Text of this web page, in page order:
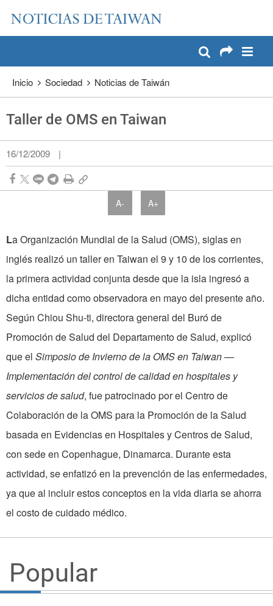
Pase a contenido principal
Inicio Sociedad Noticias de Taiwán
Taller de OMS en Taiwan
16/12/2009 |
A- A+
La Organización Mundial de la Salud (OMS), siglas en
inglés realizó un taller en Taiwan el 9 y 10 de los corrientes,
la primera actividad conjunta desde que la isla ingresó a
dicha entidad como observadora en mayo del presente año.
Según Chiou Shu-ti, directora general del Buró de
Promoción de Salud del Departamento de Salud, explicó
que el Simposio de Invierno de la OMS en Taiwan —
Implementación del control de calidad en hospitales y
servicios de salud, fue patrocinado por el Centro de
Colaboración de la OMS para la Promoción de la Salud
basada en Evidencias en Hospitales y Centros de Salud,
con sede en Copenhague, Dinamarca. Durante esta
actividad, se enfatizó en la prevención de las enfermedades,
ya que al incluir estos conceptos en la vida diaria se ahorra
el costo de cuidado médico.
Popular